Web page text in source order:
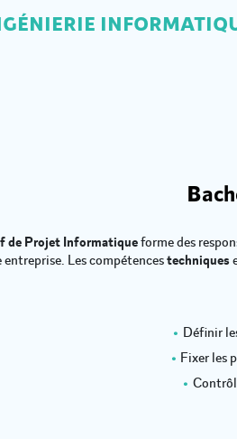
de Projet Informatiqueforme des
entreprise. Les compétencestechniques
Définir
Fixer les